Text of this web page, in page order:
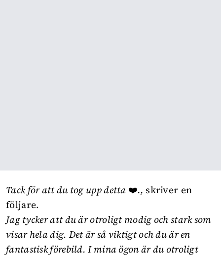
Tack för att du tog upp detta ❤️., skriver en
följare.
Jag tycker att du är otroligt modig och stark som
visar hela dig. Det är så viktigt och du är en
fantastisk förebild. I mina ögon är du otroligt